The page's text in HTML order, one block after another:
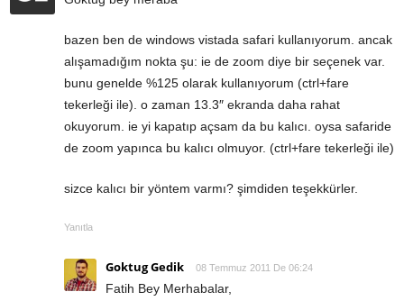
bazen ben de windows vistada safari kullanıyorum. ancak
alışamadığım nokta şu: ie de zoom diye bir seçenek var.
bunu genelde %125 olarak kullanıyorum (ctrl+fare
tekerleği ile). o zaman 13.3″ ekranda daha rahat
okuyorum. ie yi kapatıp açsam da bu kalıcı. oysa safaride
de zoom yapınca bu kalıcı olmuyor. (ctrl+fare tekerleği ile)
sizce kalıcı bir yöntem varmı? şimdiden teşekkürler.
Yanıtla
Goktug Gedik 08 Temmuz 2011 De 06:24
Fatih Bey Merhabalar,